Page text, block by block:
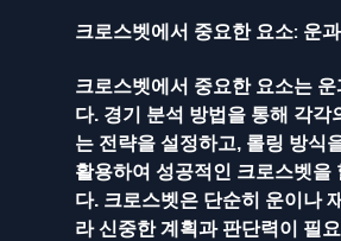
크로스벳에서 중요한 요소: 운
크로스벳에서 중요한 요소는 운
다. 경기 분석 방법을 통해 각각
는 전략을 설정하고, 롤링 방식
활용하여 성공적인 크로스벳을
다. 크로스벳은 단순히 운이나
라 신중한 계획과 판단력이 필